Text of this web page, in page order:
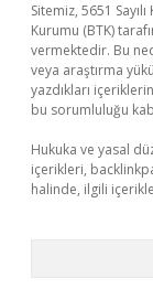
Sitemiz, 5651
Kurumu (BTK)
vermektedir. Bu
veya araştırma
yazdıkları
bu sorumluluğu
Hukuka ve yasal
içerikleri,
halinde, ilgili